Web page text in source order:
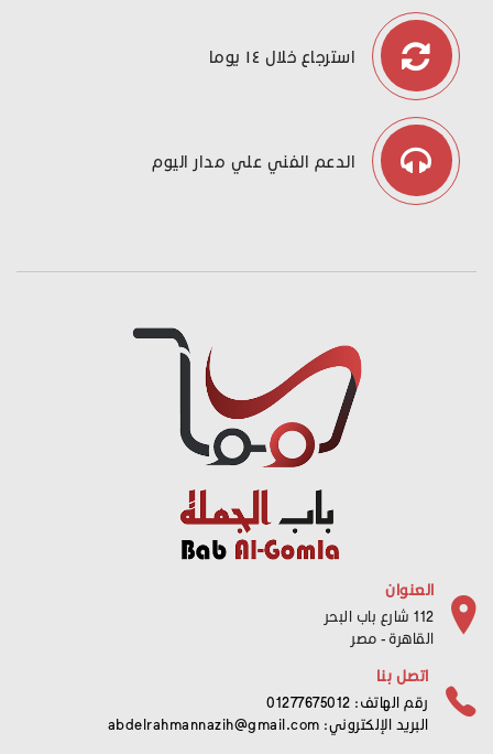
استرجاع خلال ١٤ يوما
الدعم الفني علي مدار اليوم
العنوان
112 شارع باب البحر
القاهرة - مصر
اتصل بنا
رقم الهاتف: 01277675012
البريد الإلكتروني: abdelrahmannazih@gmail.com